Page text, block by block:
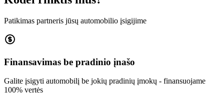
Patikimas partneris jūsų automobilio įsigijime
Finansavimas be pradinio įnašo
Galite įsigyti automobilį be jokių pradinių įmokų - finansuojame
100% vertės